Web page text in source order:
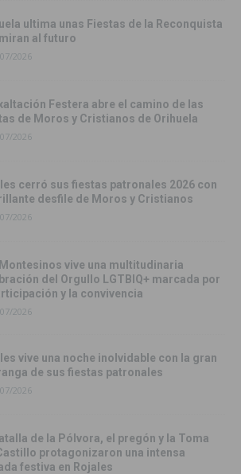
ultima unas Fiestas de la Reconquista
al futuro
2026
Festera abre el camino de las
de Moros y Cristianos de Orihuela
2026
cerró sus fiestas patronales 2026 con
desfile de Moros y Cristianos
2026
vive una multitudinaria
del Orgullo LGTBIQ+ marcada por
y la convivencia
2026
vive una noche inolvidable con la gran
de sus fiestas patronales
2026
de la Pólvora, el pregón y la Toma
protagonizaron una intensa
festiva en Rojales